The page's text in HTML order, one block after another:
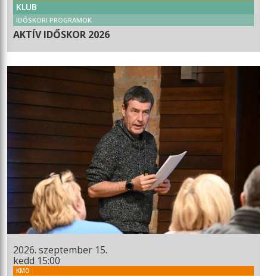
KLUB
IDŐSKORI PROGRAMOK
AKTÍV IDŐSKOR 2026
2026. szeptember 15.
kedd 15:00
KMO